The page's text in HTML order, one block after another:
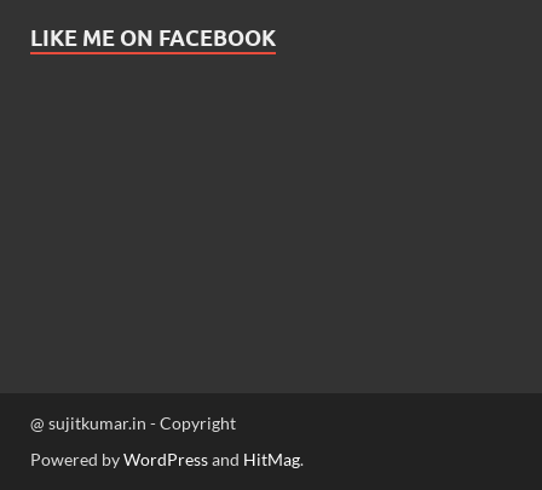
LIKE ME ON FACEBOOK
@ sujitkumar.in - Copyright
Powered byWordPressand HitMag.